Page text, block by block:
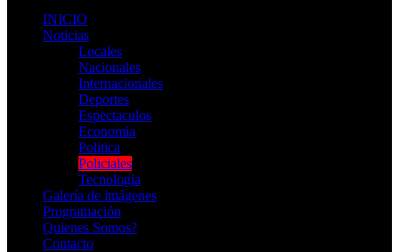
INICIO
Noticias
Locales
Nacionales
Internacionales
Deportes
Espectaculos
Economia
Politica
Policiales
Tecnologia
Galería de imágenes
Programación
Quienes Somos?
Contacto